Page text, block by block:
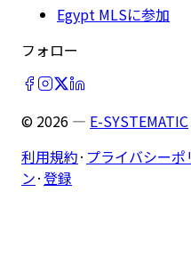
Egypt MLSに参加
フォロー
© 2026 — E-SYSTEMATIC
利用規約· プライバシーポ
ン·登録